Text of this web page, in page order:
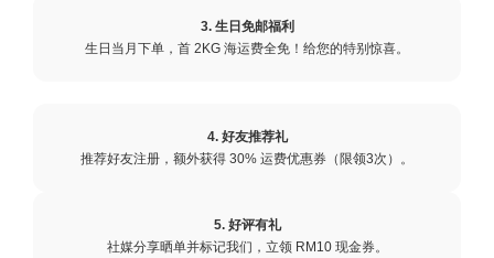
3. 生日免邮福利
生日当月下单，首 2KG 海运费全免！给您的特别惊喜。
4. 好友推荐礼
推荐好友注册，额外获得 30% 运费优惠券（限领3次）。
5. 好评有礼
社媒分享晒单并标记我们，立领 RM10 现金券。